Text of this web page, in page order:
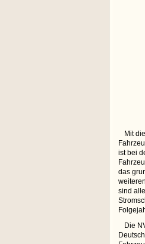
Mit
ist bei
das
sind
Die